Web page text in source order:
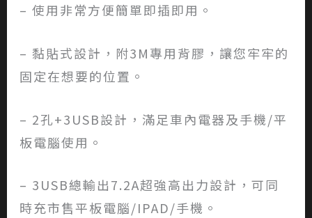
– 使用非常方便簡單即插即用。
– 黏貼式設計，附3M專用背膠，讓您牢牢的
固定在想要的位置。
– 2孔+3USB設計，滿足車內電器及手機/平
板電腦使用。
– 3USB總輸出7.2A超強高出力設計，可同
時充市售平板電腦/IPAD/手機。